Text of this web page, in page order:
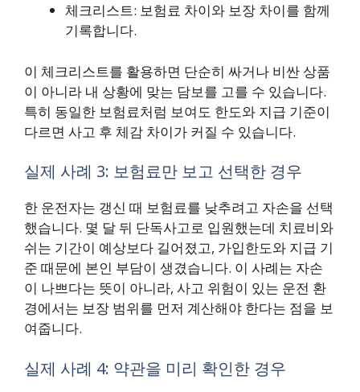
체크리스트: 보험료 차이와 보장 차이를 함께
기록합니다.
이 체크리스트를 활용하면 단순히 싸거나 비싼 상품
이 아니라 내 상황에 맞는 담보를 고를 수 있습니다.
특히 동일한 보험료처럼 보여도 한도와 지급 기준이
다르면 사고 후 체감 차이가 커질 수 있습니다.
실제 사례 3: 보험료만 보고 선택한 경우
한 운전자는 갱신 때 보험료를 낮추려고 자손을 선택
했습니다. 몇 달 뒤 단독사고로 입원했는데 치료비와
쉬는 기간이 예상보다 길어졌고, 가입한도와 지급 기
준 때문에 본인 부담이 생겼습니다. 이 사례는 자손
이 나쁘다는 뜻이 아니라, 사고 위험이 있는 운전 환
경에서는 보장 범위를 먼저 계산해야 한다는 점을 보
여줍니다.
실제 사례 4: 약관을 미리 확인한 경우